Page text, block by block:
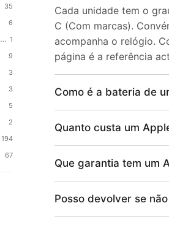
35
6
Ricondizionati Outras Marcas 1
9
3
3
5
2
194
67
Cada unidade tem o
C (Com marcas).
acompanha o relógio.
página é a referência
Como é a bateria de
Quanto custa um
Que garantia tem um
Posso devolver se